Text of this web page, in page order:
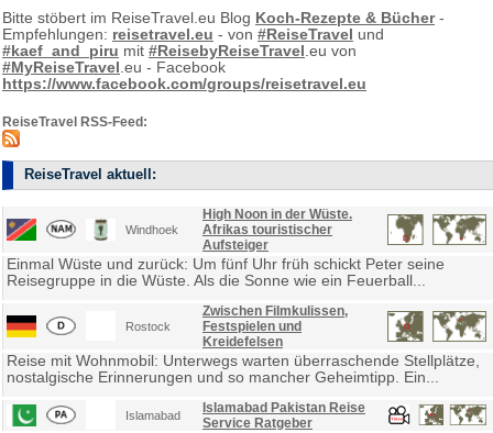
Bitte stöbert im ReiseTravel.eu Blog Koch-Rezepte & Bücher-
Empfehlungen: reisetravel.eu - von #ReiseTravel und
#kaef_and_piru mit #ReisebyReiseTravel .eu von
#MyReiseTravel .eu - Facebook
https://www.facebook.com/groups/reisetravel.eu
ReiseTravel RSS-Feed:
ReiseTravel aktuell:
Windhoek
High Noon in der Wüste.
Afrikas touristischer
Aufsteiger
Einmal Wüste und zurück: Um fünf Uhr früh schickt Peter seine
Reisegruppe in die Wüste. Als die Sonne wie ein Feuerball...
Rostock
Zwischen Filmkulissen,
Festspielen und
Kreidefelsen
Reise mit Wohnmobil: Unterwegs warten überraschende Stellplätze,
nostalgische Erinnerungen und so mancher Geheimtipp. Ein...
Islamabad
Islamabad Pakistan Reise
Service Ratgeber